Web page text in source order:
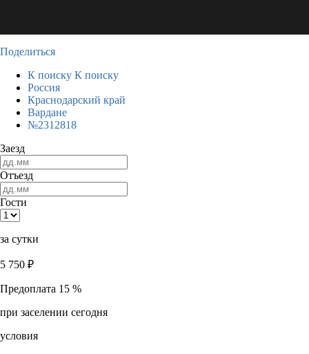
Поделиться
К поиску К поиску
Россия
Краснодарский край
Вардане
№2312818
Заезд
Отъезд
Гости
за сутки
5 750 ₽
Предоплата 15 %
при заселении сегодня
условия